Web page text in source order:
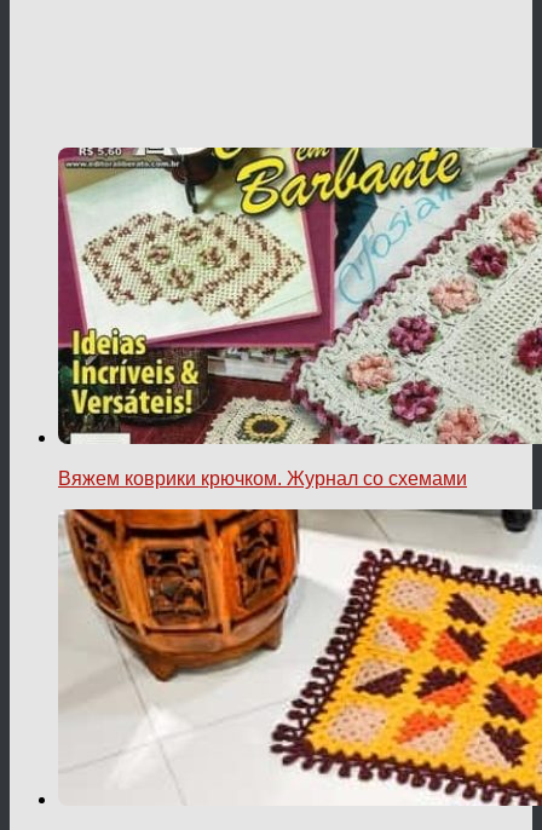
Вяжем коврики крючком. Журнал со схемами